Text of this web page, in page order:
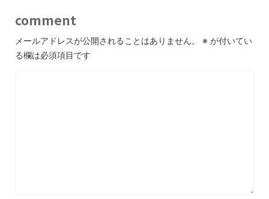
comment
メールアドレスが公開されることはありません。 ※ が付いてい
る欄は必須項目です